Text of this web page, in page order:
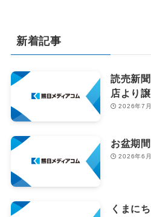
新着記事
読売新
店より
2026年7
お盆期
2026年6
くまに